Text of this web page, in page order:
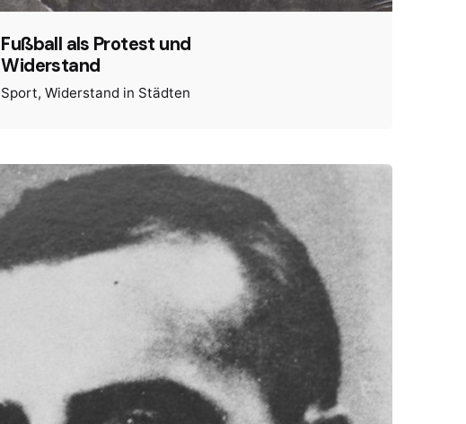
Fußball als Protest und
Widerstand
Sport Widerstand in Städten